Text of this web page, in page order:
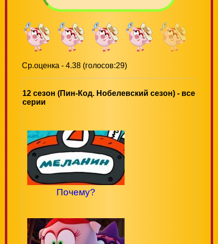
Ср.оценка - 4.38 (голосов:29)
12 сезон (Пин-Код. Нобелевский сезон) - все
серии
Почему?